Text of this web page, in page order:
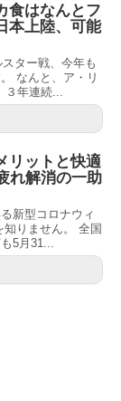
食はなんとフ
本上陸、可能
ター戦、今年も
なんと、ア・リ
年連続...
リットと快適
れ解消の一助
新型コロナウィ
りません。 全国
5月31...